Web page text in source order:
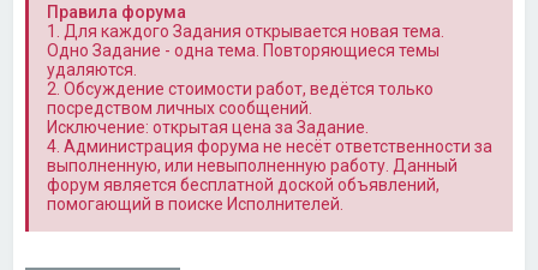
Правила форума
1. Для каждого Задания открывается новая тема.
Одно Задание - одна тема. Повторяющиеся темы
удаляются.
2. Обсуждение стоимости работ, ведётся только
посредством личных сообщений.
Исключение: открытая цена за Задание.
4. Администрация форума не несёт ответственности за
выполненную, или невыполненную работу. Данный
форум является бесплатной доской объявлений,
помогающий в поиске Исполнителей.